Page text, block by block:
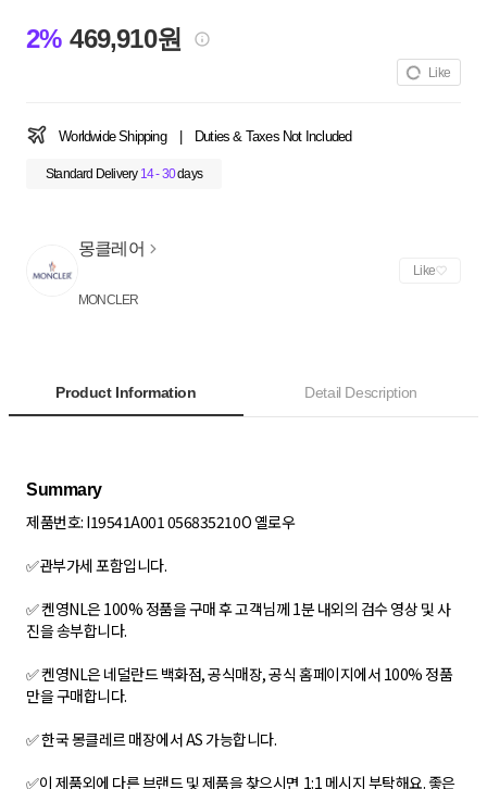
2% 469,910원
Like
Worldwide Shipping Duties & Taxes Not Included
Standard Delivery 14 - 30days
몽클레어
MONCLER
Like
Product Information Detail Description
Summary
제품번호: I19541A001 056835210O 옐로우
✅관부가세 포함입니다.
✅ 켄영NL은 100% 정품을 구매 후 고객님께 1분 내외의 검수 영상 및 사
진을 송부합니다.
✅ 켄영NL은 네덜란드 백화점, 공식매장, 공식 홈페이지에서 100% 정품
만을 구매합니다.
✅ 한국 몽클레르 매장에서 AS 가능합니다.
✅이 제품외에 다른 브랜드 및 제품을 찾으시면 1:1 메시지 부탁해요. 좋은